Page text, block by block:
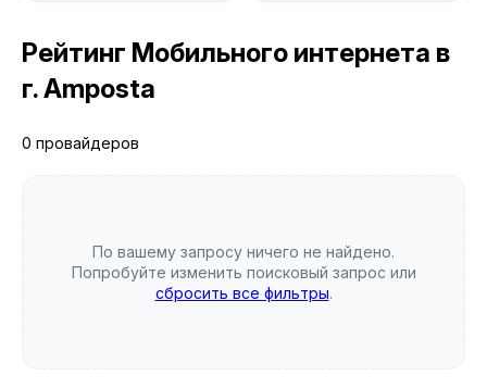
Рейтинг Мобильного интернета в
г. Amposta
0 провайдеров
По вашему запросу ничего не найдено.
Попробуйте изменить поисковый запрос или
сбросить все фильтры.